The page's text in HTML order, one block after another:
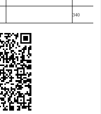
340